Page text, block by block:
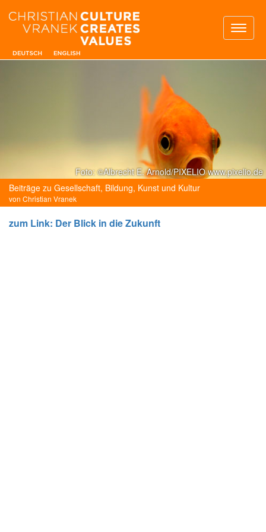
Foto: ©Albrecht E. Arnold/PIXELIO www.pixelio.de
Beiträge zu Gesellschaft, Bildung, Kunst und Kultur
von Christian Vranek
zum Link: Der Blick in die Zukunft